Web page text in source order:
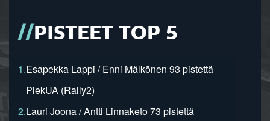
PISTEET TOP 5
1.Esapekka Lappi / Enni Mälkönen 93 pistettä
PiekUA (Rally2)
2.Lauri Joona / Antti Linnaketo 73 pistettä